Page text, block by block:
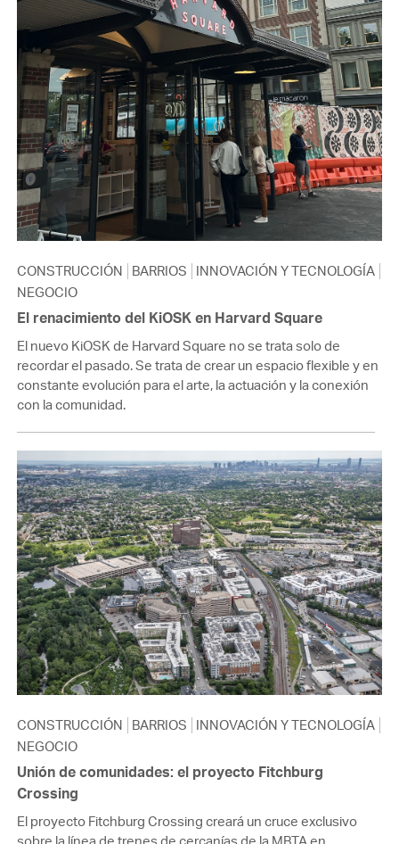
CONSTRUCCIÓN BARRIOS
INNOVACIÓN Y TECNOLOGÍA
NEGOCIO
El renacimiento del KiOSK en Harvard Square
El nuevo KiOSK de Harvard Square no se trata solo de
recordar el pasado. Se trata de crear un espacio flexible y en
constante evolución para el arte, la actuación y la conexión
con la comunidad.
CONSTRUCCIÓN BARRIOS
INNOVACIÓN Y TECNOLOGÍA
NEGOCIO
Unión de comunidades: el proyecto Fitchburg
Crossing
El proyecto Fitchburg Crossing creará un cruce exclusivo